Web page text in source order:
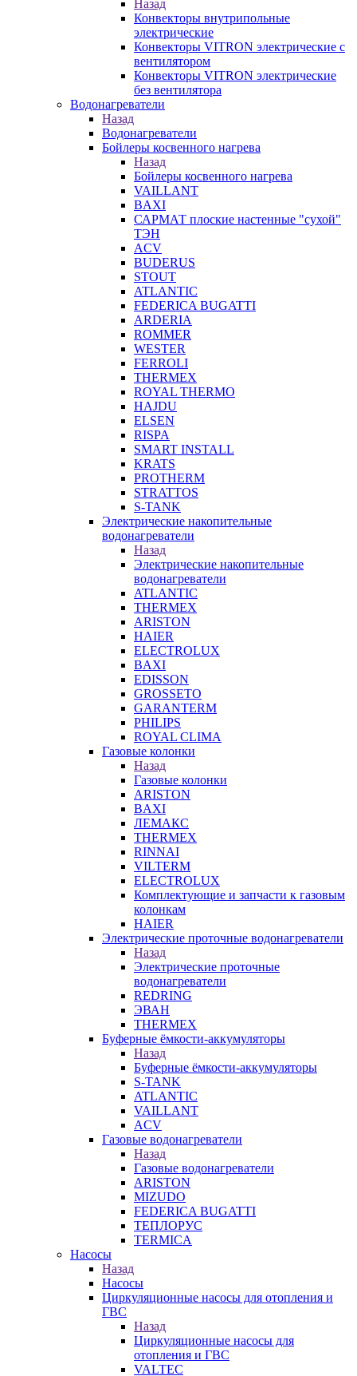
Назад
Конвекторы внутрипольные
электрические
Конвекторы VITRON электрические с
вентилятором
Конвекторы VITRON электрические
без вентилятора
Водонагреватели
Назад
Водонагреватели
Бойлеры косвенного нагрева
Назад
Бойлеры косвенного нагрева
VAILLANT
BAXI
САРМАТ плоские настенные "сухой"
ТЭН
ACV
BUDERUS
STOUT
ATLANTIC
FEDERICA BUGATTI
ARDERIA
ROMMER
WESTER
FERROLI
THERMEX
ROYAL THERMO
HAJDU
ELSEN
RISPA
SMART INSTALL
KRATS
PROTHERM
STRATTOS
S-TANK
Электрические накопительные
водонагреватели
Назад
Электрические накопительные
водонагреватели
ATLANTIC
THERMEX
ARISTON
HAIER
ELECTROLUX
BAXI
EDISSON
GROSSETO
GARANTERM
PHILIPS
ROYAL CLIMA
Газовые колонки
Назад
Газовые колонки
ARISTON
BAXI
ЛЕМАКС
THERMEX
RINNAI
VILTERM
ELECTROLUX
Комплектующие и запчасти к газовым
колонкам
HAIER
Электрические проточные водонагреватели
Назад
Электрические проточные
водонагреватели
REDRING
ЭВАН
THERMEX
Буферные ёмкости-аккумуляторы
Назад
Буферные ёмкости-аккумуляторы
S-TANK
ATLANTIC
VAILLANT
ACV
Газовые водонагреватели
Назад
Газовые водонагреватели
ARISTON
MIZUDO
FEDERICA BUGATTI
ТЕПЛОРУС
TERMICA
Насосы
Назад
Насосы
Циркуляционные насосы для отопления и
ГВС
Назад
Циркуляционные насосы для
отопления и ГВС
VALTEC